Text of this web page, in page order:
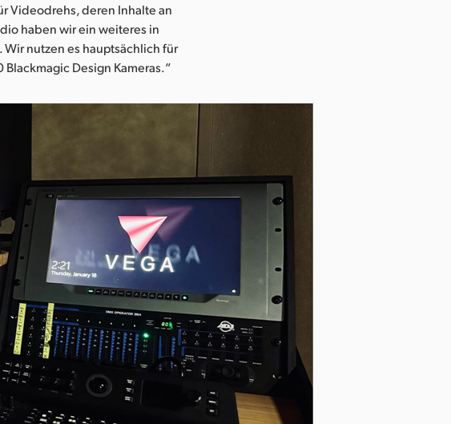
Videodrehs, deren Inhalte an
haben wir ein weiteres in
nutzen es hauptsächlich für
Design Kameras.“